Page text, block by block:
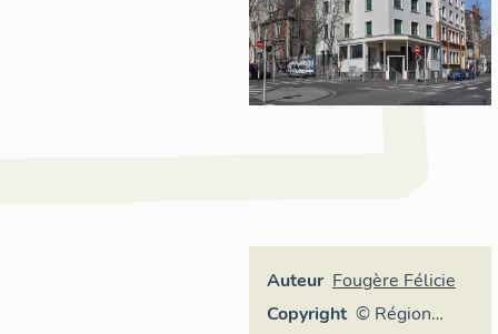
Auteur Fougère Félicie
Copyright © Région